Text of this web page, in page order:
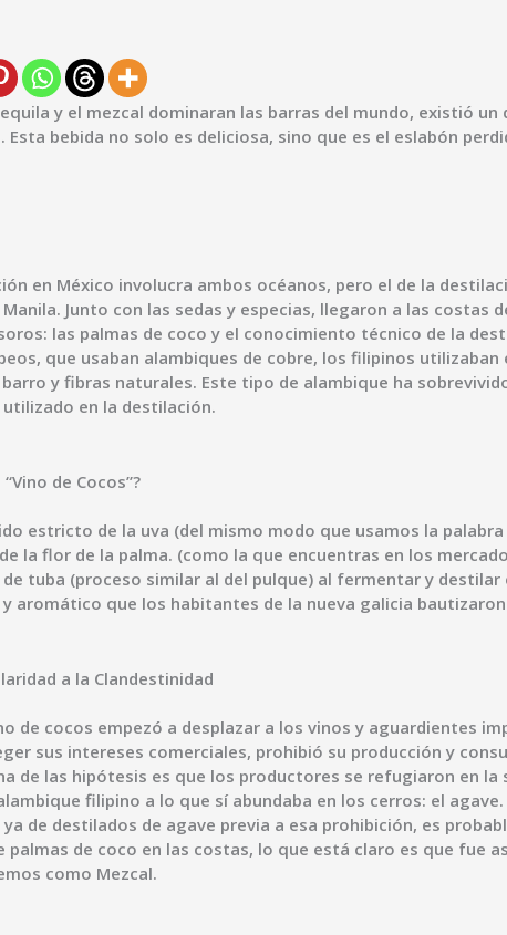
y el mezcal dominaran las barras del mundo, existió
Esta bebida no solo es deliciosa, sino que es el eslabón
en México involucra ambos océanos, pero el de la
Junto con las sedas y especias, llegaron a las costas
las palmas de coco y el conocimiento técnico de la
que usaban alambiques de cobre, los filipinos
y fibras naturales. Este tipo de alambique ha
en la destilación.
de Cocos”?
estricto de la uva (del mismo modo que usamos la
la flor de la palma. (como la que encuentras en los
tuba (proceso similar al del pulque) al fermentar y destilar
aromático que los habitantes de la nueva galicia bautizaron
a la Clandestinidad
de cocos empezó a desplazar a los vinos y aguardientes
sus intereses comerciales, prohibió su producción y
de las hipótesis es que los productores se refugiaron en
filipino a lo que sí abundaba en los cerros: el
de destilados de agave previa a esa prohibición, es
palmas de coco en las costas, lo que está claro es que fue
como Mezcal.